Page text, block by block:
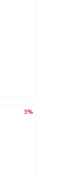
3%